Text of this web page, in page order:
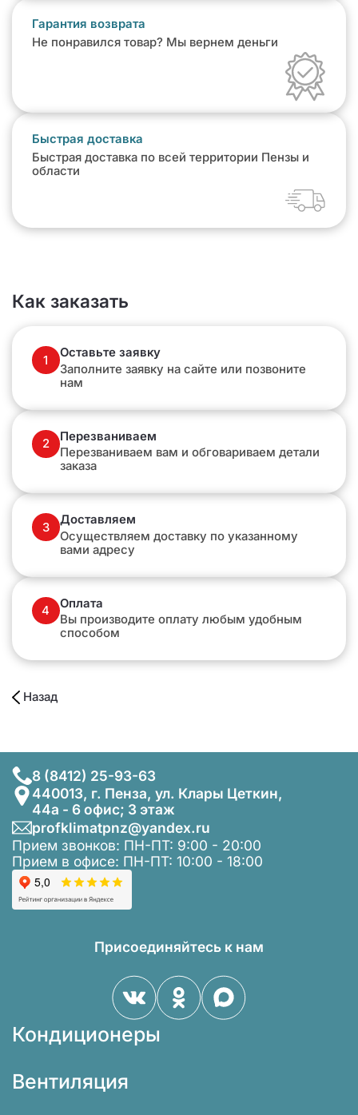
Гарантия возврата
Не понравился товар? Мы вернем деньги
Быстрая доставка
Быстрая доставка по всей территории Пензы и
области
Как заказать
1
Оставьте заявку
Заполните заявку на сайте или позвоните
нам
2
Перезваниваем
Перезваниваем вам и обговариваем детали
заказа
3
Доставляем
Осуществляем доставку по указанному
вами адресу
4
Оплата
Вы производите оплату любым удобным
способом
Назад
8 (8412) 25-93-63
440013, г. Пенза, ул. Клары Цеткин,
44а - 6 офис; 3 этаж
profklimatpnz@yandex.ru
Прием звонков: ПН-ПТ: 9:00 - 20:00
Прием в офисе: ПН-ПТ: 10:00 - 18:00
Присоединяйтесь к нам
Кондиционеры
Вентиляция